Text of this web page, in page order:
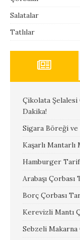
Salatalar
Tatlılar
Çikolata Şelalesi
Dakika!
Sigara Böreği ve
Kaşarlı Mantarlı
Hamburger
Arabaşı Çorbası
Borç Çorbası
Kerevizli Mantı
Sebzeli